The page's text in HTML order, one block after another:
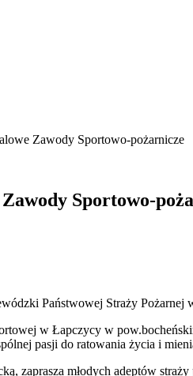
Zawody Sportowo-pożarnicze
Sportowo-
Państwowej Straży
w Łapczycy w
pasji do ratowania życia i
zaprasza młodych adeptów